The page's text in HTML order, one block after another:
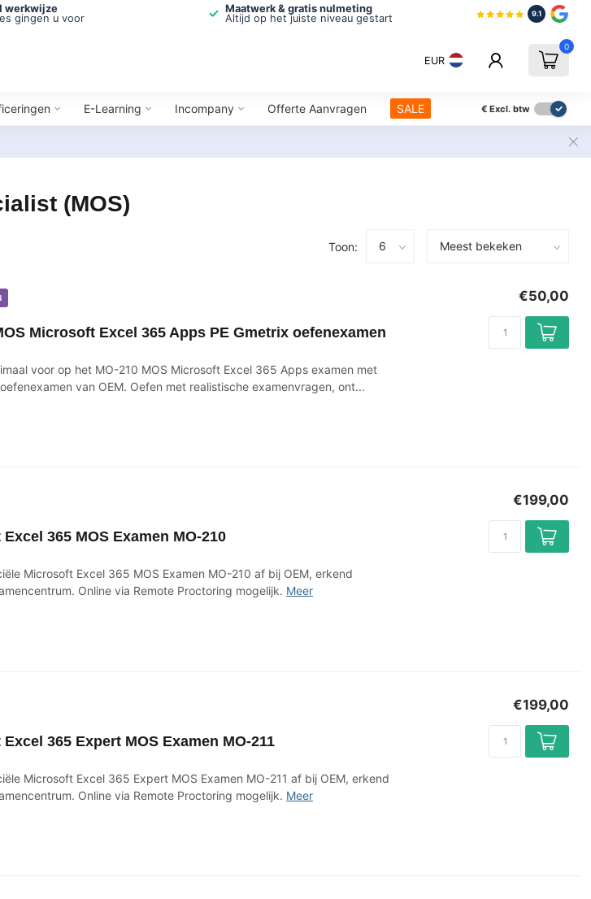
werkwijze
gingen u voor
Maatwerk & gratis nulmeting
Altijd op het juiste niveau gestart
9.1
EUR
0
E-Learning Incompany Offerte Aanvragen SALE € Excl. btw
(MOS)
Toon:
Microsoft Excel 365 Apps PE Gmetrix oefenexamen
voor op het MO-210 MOS Microsoft Excel 365 Apps examen met
van OEM. Oefen met realistische examenvragen, ont...
€50,00
365 MOS Examen MO-210
Microsoft Excel 365 MOS Examen MO-210 af bij OEM, erkend
Online via Remote Proctoring mogelijk. Meer
€199,00
365 Expert MOS Examen MO-211
Microsoft Excel 365 Expert MOS Examen MO-211 af bij OEM, erkend
Online via Remote Proctoring mogelijk. Meer
€199,00